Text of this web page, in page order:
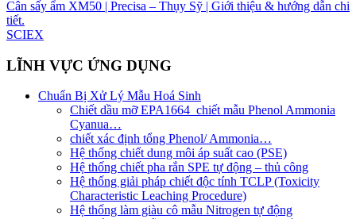
Cân sấy ẩm XM50 | Precisa – Thụy Sỹ | Giới thiệu & hướng dẫn chi
tiết.
SCIEX
LĨNH VỰC ỨNG DỤNG
Chuẩn Bị Xử Lý Mẫu Hoá Sinh
Chiết dầu mỡ EPA1664_chiết mẫu Phenol Ammonia
Cyanua…
chiết xác định tổng Phenol/ Ammonia…
Hệ thống chiết dung môi áp suất cao (PSE)
Hệ thống chiết pha rắn SPE tự động – thủ công
Hệ thống giải pháp chiết độc tính TCLP (Toxicity
Characteristic Leaching Procedure)
Hệ thống làm giàu cô mẫu Nitrogen tự động